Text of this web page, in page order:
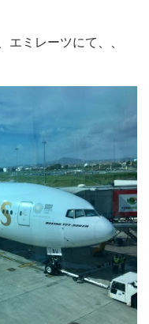
ミレーツにて、、